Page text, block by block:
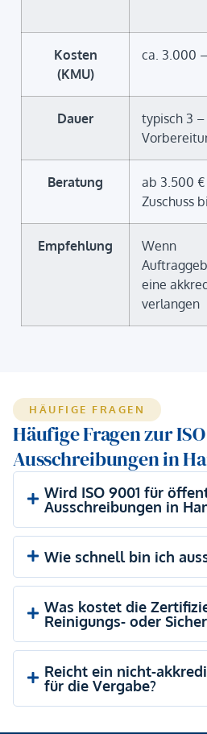
Kosten
(KMU)
ca. 3.000
Dauer
typisch 3
Beratung
ab 3.500 €
Zuschuss
Empfehlung
Wenn
eine
verlangen
HÄUFIGE FRAGEN
Häufige Fragen zur
Ausschreibungen in
Wird ISO 9001 für
Ausschreibungen in
Wie schnell bin ich
Was kostet die
Reinigungs- oder
Reicht ein nicht-
für die Vergabe?